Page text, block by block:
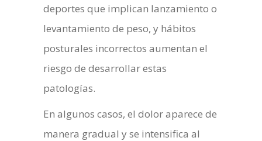
deportes que implican lanzamiento o
levantamiento de peso, y hábitos
posturales incorrectos aumentan el
riesgo de desarrollar estas
patologías.
En algunos casos, el dolor aparece de
manera gradual y se intensifica al